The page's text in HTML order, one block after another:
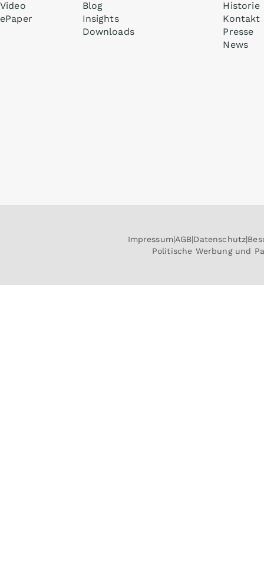
Video
ePaper
Blog
Insights
Downloads
Historie
Kontakt
Presse
News
Impressum AGB Datenschutz
Politische Werbung und